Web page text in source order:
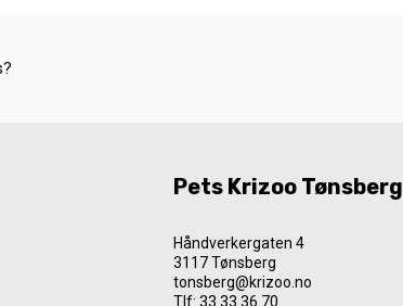
Pets Krizoo Tønsberg
Håndverkergaten 4
3117 Tønsberg
tonsberg@krizoo.no
Tlf: 33 33 36 70